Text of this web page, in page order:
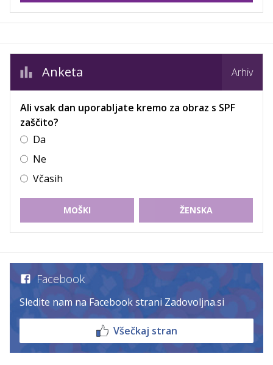
Anketa Arhiv
Ali vsak dan uporabljate kremo za obraz s SPF
zaščito?
Da
Ne
Včasih
MOŠKI ŽENSKA
Facebook
Sledite nam na Facebook strani Zadovoljna.si
Všečkaj stran